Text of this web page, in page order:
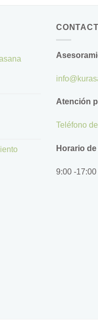
Atención
Teléfono
Horario
9:00 -